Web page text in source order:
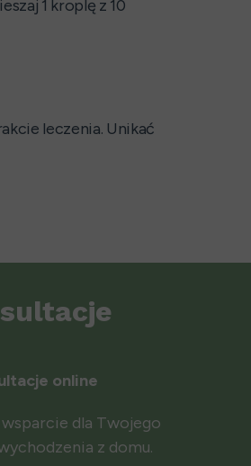
1 kroplę z 10
leczenia. Unikać
online
dla Twojego
z domu.